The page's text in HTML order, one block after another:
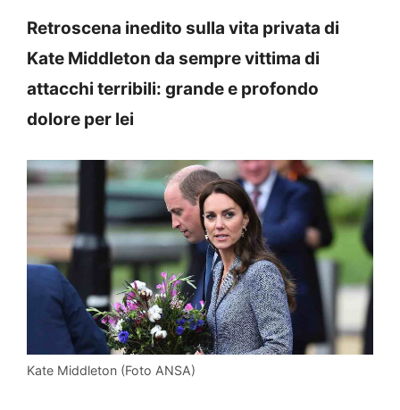
Retroscena inedito sulla vita privata di
Kate Middleton da sempre vittima di
attacchi terribili: grande e profondo
dolore per lei
Kate Middleton (Foto ANSA)